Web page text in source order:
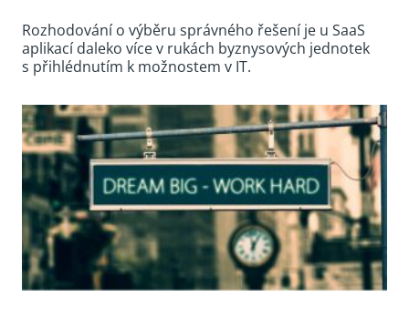
Rozhodování o výběru správného řešení je u SaaS
aplikací daleko více v rukách byznysových jednotek
s přihlédnutím k možnostem v IT.